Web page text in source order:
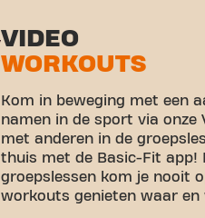
VIDEO
WORKOUTS
Kom in beweging met een
namen in de sport via onze
met anderen in de
thuis met de Basic-Fit app!
groepslessen kom je nooit
workouts genieten waar en